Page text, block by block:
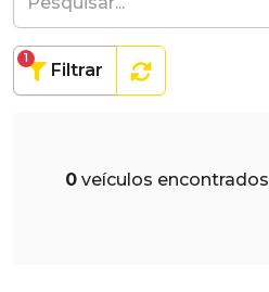
Filtrar
1
0 veículos encontrados